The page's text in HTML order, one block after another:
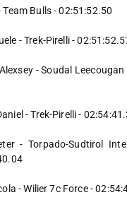
Team Bulls - 02:51:52.50
- Trek-Pirelli -
- Soudal
- Trek-Pirelli -
- Torpado-Sudtirol
- Wilier 7c Force -